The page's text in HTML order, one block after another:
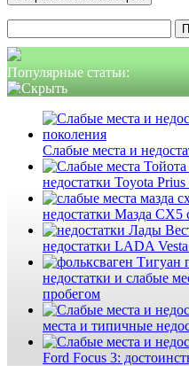
Популярные статьи:
Слабые места и
недостатки Toyota
недостатки Мазда СХ5
недостатки LADA
недостатки и слабые
пробегом
места и типичные
Ford Focus 3: